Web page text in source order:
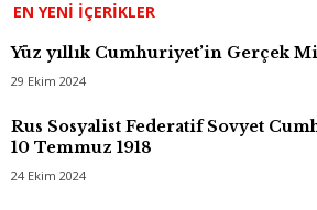
EN YENI İÇERIKLER
Yüz yıllık Cumhuriyet’in Gerçek
29 Ekim 2024
Rus Sosyalist Federatif Sovyet
10 Temmuz 1918
24 Ekim 2024